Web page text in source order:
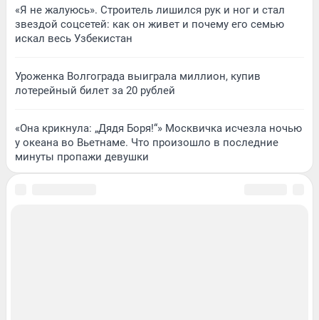
«Я не жалуюсь». Строитель лишился рук и ног и стал
звездой соцсетей: как он живет и почему его семью
искал весь Узбекистан
Уроженка Волгограда выиграла миллион, купив
лотерейный билет за 20 рублей
«Она крикнула: „Дядя Боря!“» Москвичка исчезла ночью
у океана во Вьетнаме. Что произошло в последние
минуты пропажи девушки